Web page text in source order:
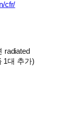
cfr/
radiated
1대 추가)